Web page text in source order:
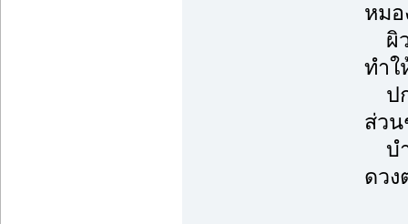
หมอ
ผิว
ทำใ
ปก
ส่วน
บำ
ดวง